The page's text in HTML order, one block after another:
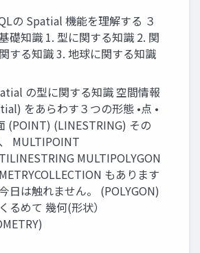
の Spatial 機能を理解する ３
礎知識 1. 型に関する知識 2. 関
する知識 3. 地球に関する知識
の型に関する知識 空間情報
をあらわす３つの形態 •点 •
(POINT) (LINESTRING) その
MULTIPOINT
MULTIPOLYGON
もあります
日は触れません。 (POLYGON)
るめて 幾何(形状）